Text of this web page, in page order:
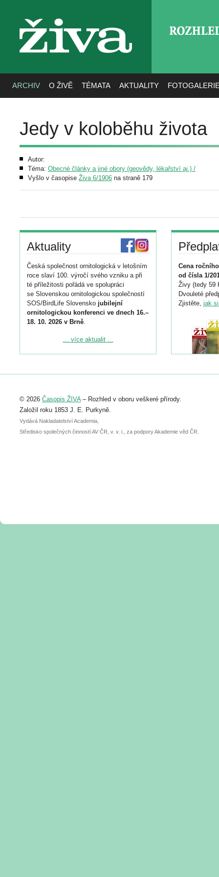
živa
ARCHIV O ŽIVĚ TÉMATA AKTUALITY
Jedy v koloběhu života
Autor:
Téma: Obecné články a jiné obory (geovědy, lékařství aj.) /
Vyšlo v časopise Živa 6/1906 na straně 179
Aktuality
Česká společnost ornitologická v letošním
roce slaví 100. výročí svého vzniku a při
té příležitosti pořádá ve spolupráci
se Slovenskou ornitologickou společností
SOS/BirdLife Slovensko jubilejní
ornitologickou konferenci ve dnech 16.–
18. 10. 2026 v Brně.
Podrobnější informace ke konferenci
Registrovat se můžete do 6. září.
abstraktu přihlášené přednášky nebo
posteru je už 30. června.
... více aktualit ...
Cena
od čísla 1/
Živy (tedy 59
Dvouleté
Zjistěte, jak
© 2026 Časopis ŽIVA– Rozhled v oboru veškeré přírody.
Založil roku 1853 J. E. Purkyně.
Vydává Nakladatelství Academia,
Středisko společných činností AV ČR, v. v. i., za podpory Akademie věd ČR.